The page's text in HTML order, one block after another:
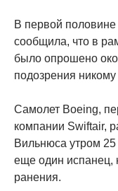
В первой половине
сообщила, что в
было опрошено
подозрения
Самолет Boeing,
компании Swiftair,
Вильнюса утром 25
еще один испанец,
ранения.